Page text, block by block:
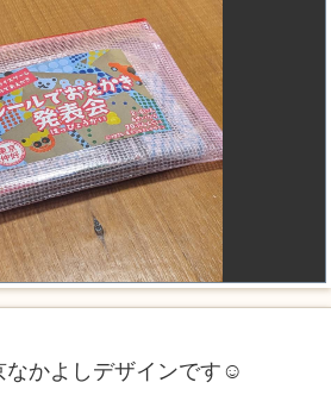
なかよしデザインです☺